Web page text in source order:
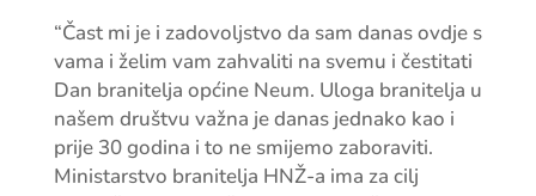
“Čast mi je i zadovoljstvo da sam danas ovdje s
vama i želim vam zahvaliti na svemu i čestitati
Dan branitelja općine Neum. Uloga branitelja u
našem društvu važna je danas jednako kao i
prije 30 godina i to ne smijemo zaboraviti.
Ministarstvo branitelja HNŽ-a ima za cilj